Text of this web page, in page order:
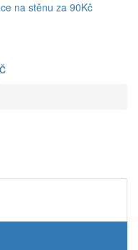
na stěnu za 90Kč